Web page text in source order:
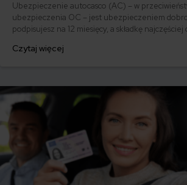
Ubezpieczenie autocasco (AC) – w
ubezpieczenia OC – jest ubezpieczeniem
podpisujesz na 12 miesięcy, a składkę najczęściej
ofertę lub zdecydowałeś się sprzedać samochód
Czytaj więcej